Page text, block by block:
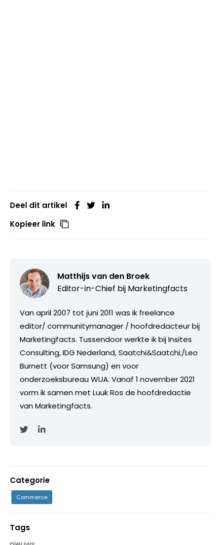
Deel dit artikel
Kopieer link
Matthijs van den Broek
Editor-in-Chief bij Marketingfacts
Van april 2007 tot juni 2011 was ik freelance
editor/ communitymanager / hoofdredacteur bij
Marketingfacts. Tussendoor werkte ik bij Insites
Consulting, IDG Nederland, Saatchi&Saatchi;/Leo
Burnett (voor Samsung) en voor
onderzoeksbureau WUA. Vanaf 1 november 2021
vorm ik samen met Luuk Ros de hoofdredactie
van Marketingfacts.
Categorie
Commerce
Tags